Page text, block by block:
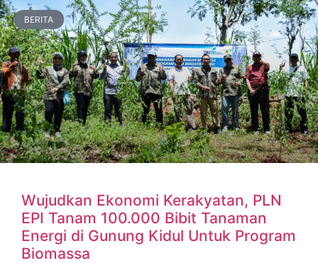
BERITA
Wujudkan Ekonomi Kerakyatan, PLN
EPI Tanam 100.000 Bibit Tanaman
Energi di Gunung Kidul Untuk Program
Biomassa